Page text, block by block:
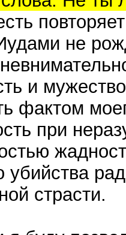
не
и
фактом
при
убийства
страсти.